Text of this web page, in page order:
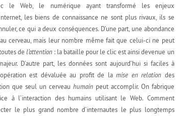
le Web, le numérique ayant transformé les enjeux
les biens de connaissance ne sont plus rivaux, ils se
ce qui a deux conséquences. D’une part, une abondance
cerveau, mais leur nombre même fait que celui-ci ne peut
de l’attention: la bataille pour le clic est ainsi devenue un
D’autre part, les données sont aujourd’hui si faciles à
est dévaluée au profit de lamise en relation des
que seul un cerveau humainpeut accomplir. On fabrique
à l’interaction des humains utilisant le Web. Comment
le plus grand nombre d’internautes le plus longtemps